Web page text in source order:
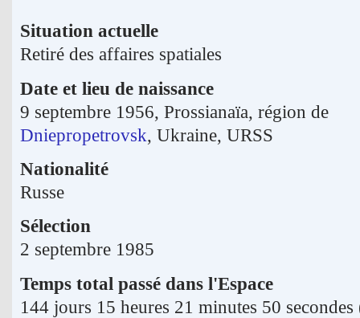
Situation actuelle
Retiré des affaires spatiales
Date et lieu de naissance
9 septembre 1956, Prossianaïa, région de
Dniepropetrovsk, Ukraine, URSS
Nationalité
Russe
Sélection
2 septembre 1985
Temps total passé dans l'Espace
144 jours 15 heures 21 minutes 50